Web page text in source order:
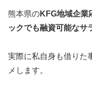
熊本県のKFG地域企業
ックでも融資可能なサ
実際に私自身も借りた
メします。